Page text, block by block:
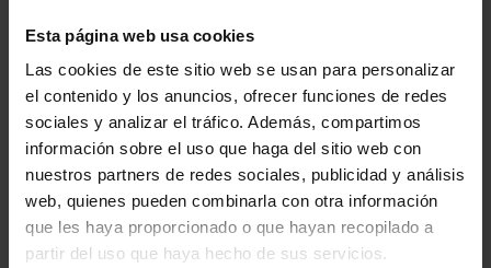
Esta página web usa cookies
Las cookies de este sitio web se usan para personalizar
el contenido y los anuncios, ofrecer funciones de redes
sociales y analizar el tráfico. Además, compartimos
información sobre el uso que haga del sitio web con
nuestros partners de redes sociales, publicidad y análisis
web, quienes pueden combinarla con otra información
que les haya proporcionado o que hayan recopilado a
partir del uso que haya hecho de sus servicios.
En la entrega de premios, conducida por Ainhoa Vitoria y
Julen Telleria, han actuado en directo tres de las/los
artistas premiadas/os: Ibil Bedi, Izaro y Rüdger. Además,
Janus Lester ha ofrecido un concierto abierto al público
tras la entrega de premios.
Para esta octava edición, Musika Bulegoa ha contado con